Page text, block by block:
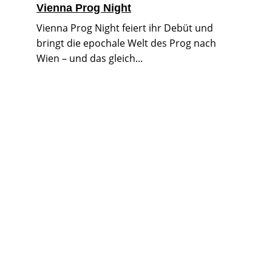
Vienna Prog Night
Vienna Prog Night feiert ihr Debüt und
bringt die epochale Welt des Prog nach
Wien – und das gleich...